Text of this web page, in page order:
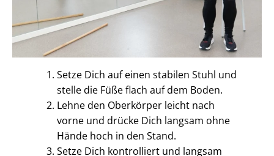
Setze Dich auf einen stabilen Stuhl und
stelle die Füße flach auf dem Boden.
Lehne den Oberkörper leicht nach
vorne und drücke Dich langsam ohne
Hände hoch in den Stand.
Setze Dich kontrolliert und langsam